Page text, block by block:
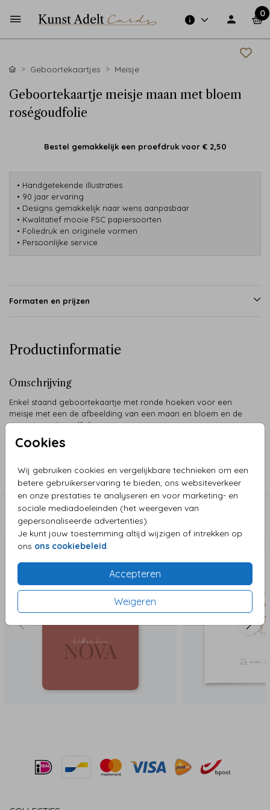
0
Cookies
Wij gebruiken cookies en vergelijkbare technieken om een
betere gebruikerservaring te bieden, ons websiteverkeer
en onze prestaties te analyseren en voor marketing- en
sociale mediadoeleinden (het weergeven van
gepersonaliseerde advertenties).
Je kunt jouw toestemming altijd wijzigen of intrekken op
ons ons cookiebeleid.
Accepteren
Weigeren
Geboortekaartjes Meisje
Geboortekaartje meisje maan met bloem
roségoudfolie
Bestel gemakkelijk een proefdruk voor € 2,50
• Handgetekende illustraties
• 90 jaar ervaring
• Designs gemakkelijk naar wens aanpasbaar
• Kwalitatief mooie FSC papiersoorten
• Foliedruk en originele vormen
• Persoonlijke service
Formaten en prijzen
Productinformatie
Omschrijving
Enkel staand geboortekaartje met ronde hoeken voor een
meisje met een de afbeelding van een maan en bloem en de
naam in roségoudfolie.
Meisje
Aanbevolen